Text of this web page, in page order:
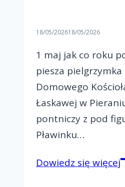
18/05/202618/05/2026
1 maj jak co roku
piesza
Domowego
Łaskawej w
pontniczy z pod
Pławinku…
Dowiedz się więcej